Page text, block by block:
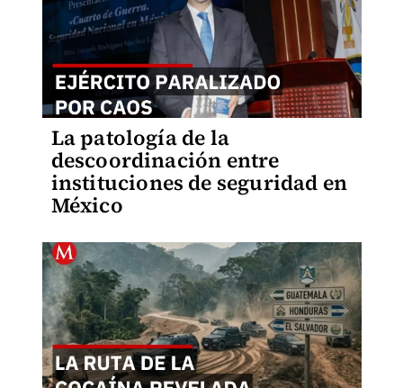
La patología de la
descoordinación entre
instituciones de seguridad en
México